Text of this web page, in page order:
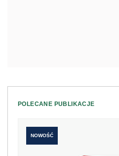
POLECANE PUBLIKACJE
NOWOŚĆ